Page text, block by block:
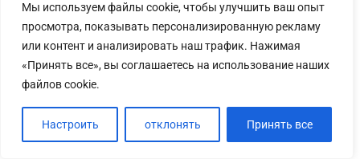
Мы используем файлы cookie, чтобы улучшить ваш опыт
просмотра, показывать персонализированную рекламу
или контент и анализировать наш трафик. Нажимая
«Принять все», вы соглашаетесь на использование наших
файлов cookie.
Настроить отклонять Принять все
вернуться в блог
статьи о цигун
статьи о кунг-фу